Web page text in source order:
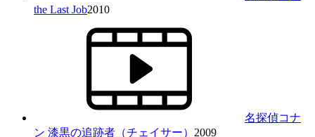
the Last Job2010
名探偵コナ
ン 漆黒の追跡者（チェイサー） 2009